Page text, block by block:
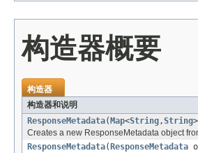
构造器概要
构造器
构造器和说明
ResponseMetadata( Map<String,String
Creates a new ResponseMetadata object
ResponseMetadata( ResponseMetadata